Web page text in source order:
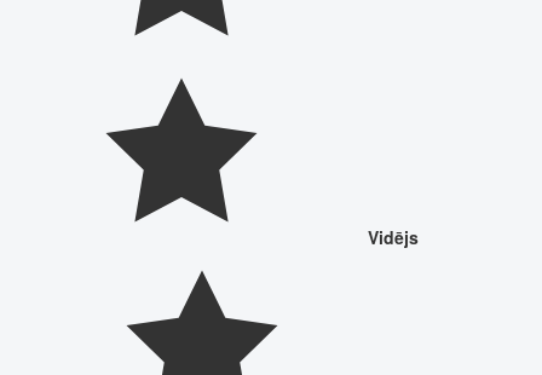
Vidējs